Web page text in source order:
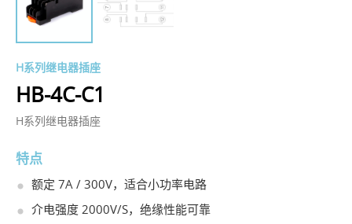
H系列继电器插座
HB-4C-C1
H系列继电器插座
特点
额定 7A / 300V，适合小功率电路
介电强度 2000V/S，绝缘性能可靠